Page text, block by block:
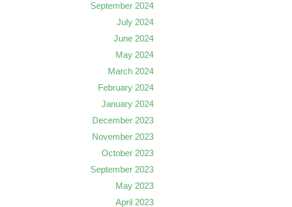
September 2024
July 2024
June 2024
May 2024
March 2024
February 2024
January 2024
December 2023
November 2023
October 2023
September 2023
May 2023
April 2023